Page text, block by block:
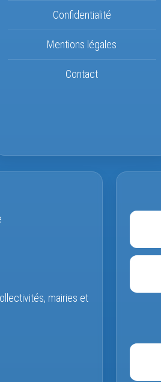
Confidentialité
Mentions légales
Contact
mairies et